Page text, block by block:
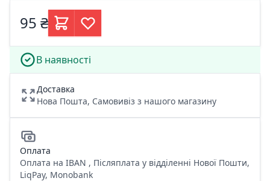
95 ₴
В наявності
Доставка
Нова Пошта, Самовивіз з нашого магазину
Оплата
Оплата на IBAN , Післяплата у відділенні Нової Пошти,
LiqPay, Monobank